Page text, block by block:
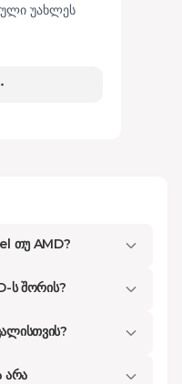
უახლეს
ერთი
და
აქ არის
თუ AMD?
ს შორის?
არა